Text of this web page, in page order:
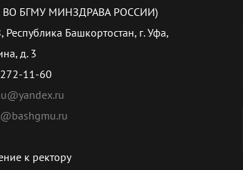
ВО БГМУ МИНЗДРАВА РОССИИ)
Республика Башкортостан, г. Уфа,
д. 3
11-60
к ректору